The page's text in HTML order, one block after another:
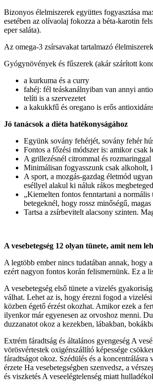
Bizonyos élelmiszerek együttes fogyasztása
esetében az olívaolaj fokozza a béta-karotin
eper saláta).
Az omega-3 zsírsavakat tartalmazó
Gyógynövények és fűszerek (akár szárított
a kurkuma és a curry
fahéj: fél teáskanálnyiban van annyi
telíti is a szervezetet
a kakukkfű és oregano is erős
Jó tanácsok a diéta hatékonyságához
Együnk sovány fehérjét, sovány fehér
Fontos a főzési módszer is: amikor csak
A grillezésnél citrommal és
Minimálisan fogyasszunk csak alkoholt,
A sport, a mozgás-gazdag életmód
eséllyel alakul ki náluk rákos
„Kiemelten fontos fenntartani a
betegeknél, hogy rossz minőségű,
Tartsa a zsírbevitelt alacsony szinten.
A vesebetegség 12 olyan tünete, amit nem
A legtöbb ember nincs tudatában annak, hogy
ezért nagyon fontos korán felismernünk. Ez a
A vesebetegség első tünete a vizelés
válhat. Lehet az is, hogy érezni fogod a
közben égető érzést okozhat. Amikor ezek a
ilyenkor már egyenesen az orvoshoz menni.
duzzanatot okoz a kezekben, lábakban,
Extrém fáradtság és általános gyengeség A
vörösvértestek oxigénszállító képessége
fáradtságot okoz. Szédülés és a
érzete Ha vesebetegségben szenvedsz, a
és viszketés A veseelégtelenség miatt